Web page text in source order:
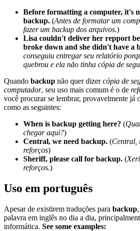
Before formatting a computer, it's
backup. (Antes de formatar um
fazer um backup dos arquivos.)
Lisa couldn't deliver her repport
broke down and she didn't have a
conseguiu entregar seu relatório
quebrou e ela não tinha cópia de
Quando backup não quer dizercópia de
computador, seu uso mais comum é o de
você procurar se lembrar, provavelmente já
como as seguintes:
When is backup getting here? (
chegar aqui?)
Central, we need backup. (Central,
reforços)
Sheriff, please call for backup. (
reforços.)
Uso em português
Apesar de existirem traduções para backup
palavra em inglês no dia a dia,
informática. See some examples: